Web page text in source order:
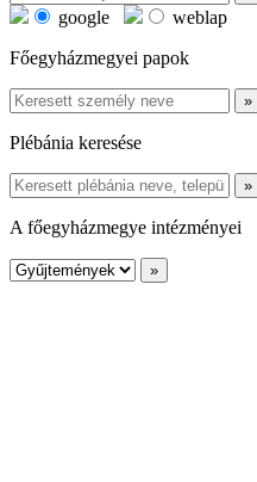
google
weblap
Főegyházmegyei papok
Plébánia keresése
A főegyházmegye intézményei